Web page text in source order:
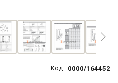
Код: 0000/164452